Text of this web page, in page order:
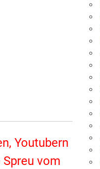
Youtubern
vom